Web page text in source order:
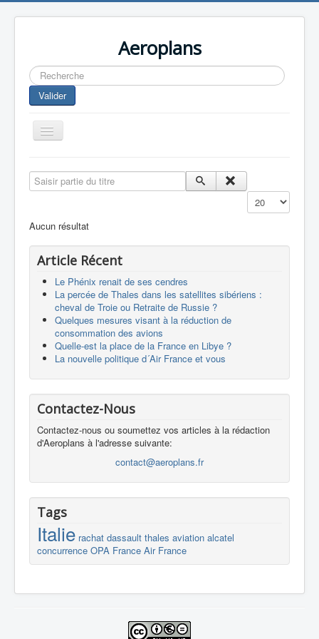
Aeroplans
Rechercher
Valider
Toggle
Navigation
Aviation Commerciale
Europespace
Drones
Saisir partie du titre
Affichage #
Aucun résultat
Article Récent
Le Phénix renait de ses cendres
La percée de Thales dans les satellites sibériens :
cheval de Troie ou Retraite de Russie ?
Quelques mesures visant à la réduction de
consommation des avions
Quelle-est la place de la France en Libye ?
La nouvelle politique d´Air France et vous
Contactez-Nous
Contactez-nous ou soumettez vos articles à la rédaction
d'Aeroplans à l'adresse suivante:
contact@aeroplans.fr
Tags
Italie rachat dassault thales aviation alcatel
concurrence OPA France Air France